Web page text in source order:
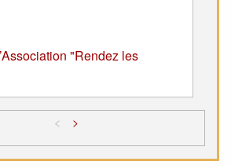
"Rendez les
< >